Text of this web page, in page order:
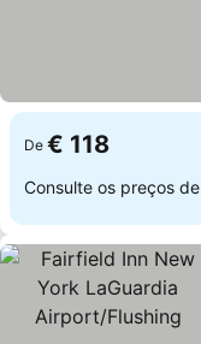
De € 118
Consulte os preços de